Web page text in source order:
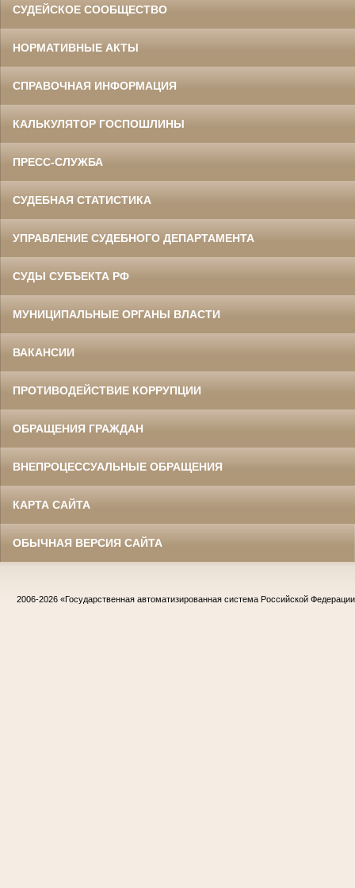
СУДЕЙСКОЕ СООБЩЕСТВО
НОРМАТИВНЫЕ АКТЫ
СПРАВОЧНАЯ ИНФОРМАЦИЯ
КАЛЬКУЛЯТОР ГОСПОШЛИНЫ
ПРЕСС-СЛУЖБА
СУДЕБНАЯ СТАТИСТИКА
УПРАВЛЕНИЕ СУДЕБНОГО ДЕПАРТАМЕНТА
СУДЫ СУБЪЕКТА РФ
МУНИЦИПАЛЬНЫЕ ОРГАНЫ ВЛАСТИ
ВАКАНСИИ
ПРОТИВОДЕЙСТВИЕ КОРРУПЦИИ
ОБРАЩЕНИЯ ГРАЖДАН
ВНЕПРОЦЕССУАЛЬНЫЕ ОБРАЩЕНИЯ
КАРТА САЙТА
ОБЫЧНАЯ ВЕРСИЯ САЙТА
2006-2026 «Государственная автоматизированная система Российской